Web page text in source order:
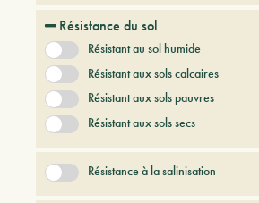
Conifères
Fougeres
Graminees
+ Afficher plus
Résistance du sol
Résistant au sol humide
Résistant aux sols calcaires
Résistant aux sols pauvres
Résistant aux sols secs
Résistance à la salinisation